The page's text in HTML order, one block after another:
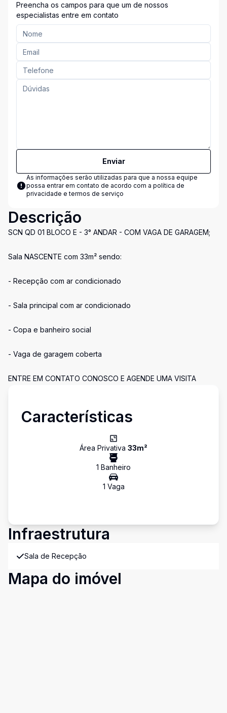
Preencha os campos para que um de nossos
especialistas entre em contato
Enviar
As informações serão utilizadas para que a nossa equipe
possa entrar em contato de acordo com a política de
privacidade e termos de serviço
Descrição
SCN QD 01 BLOCO E - 3° ANDAR - COM VAGA DE GARAGEM;
Sala NASCENTE com 33m² sendo:
- Recepção com ar condicionado
- Sala principal com ar condicionado
- Copa e banheiro social
- Vaga de garagem coberta
ENTRE EM CONTATO CONOSCO E AGENDE UMA VISITA
Características
Área Privativa 33m²
1 Banheiro
1 Vaga
Infraestrutura
Sala de Recepção
Mapa do imóvel